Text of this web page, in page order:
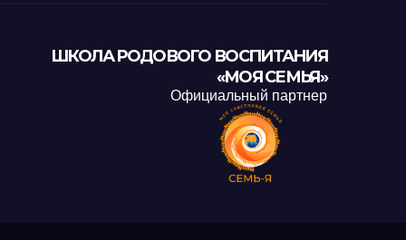
ШКОЛА РОДОВОГО ВОСПИТАНИЯ
«МОЯ СЕМЬЯ»
Официальный партнер